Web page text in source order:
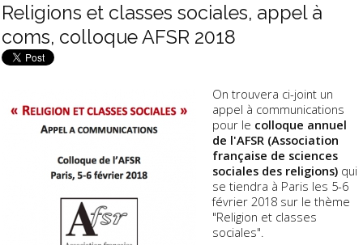
Religions et classes sociales, appel à
coms, colloque AFSR 2018
On trouvera ci-joint un
appel à communications
pour le colloque annuel
de l'AFSR (Association
française de sciences
sociales des religions) qui
se tiendra à Paris les 5-6
février 2018 sur le thème
"Religion et classes
sociales".